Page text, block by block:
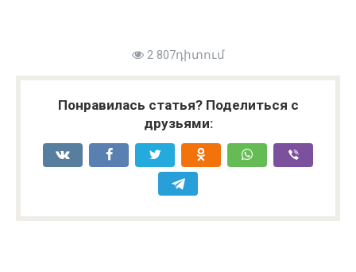
2 807դիտում
Понравилась статья? Поделиться с
друзьями: